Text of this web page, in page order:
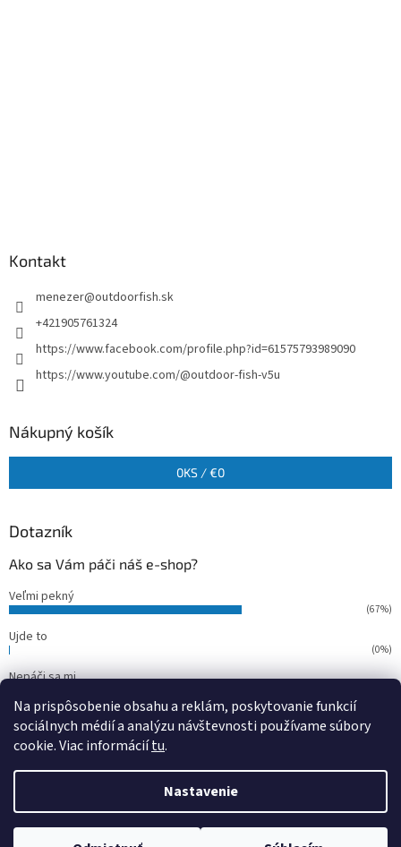
Na prispôsobenie obsahu a reklám, poskytovanie funkcií
sociálnych médií a analýzu návštevnosti používame súbory
cookie. Viac informáciítu.
Nastavenie
Kontakt
menezer@outdoorfish.sk
+421905761324
https://www.facebook.com/profile.php?id=61575793989090
https://www.youtube.com/@outdoor-fish-v5u
Nákupný košík
0KS /€0
Dotazník
Ako sa Vám páči náš e-shop?
Veľmi pekný
(67%)
Ujde to
(0%)
Nepáči sa mi
Počet hlasov: 15
Copyright 2026outdoorfish. Všetky práva vyhradené.Upraviť